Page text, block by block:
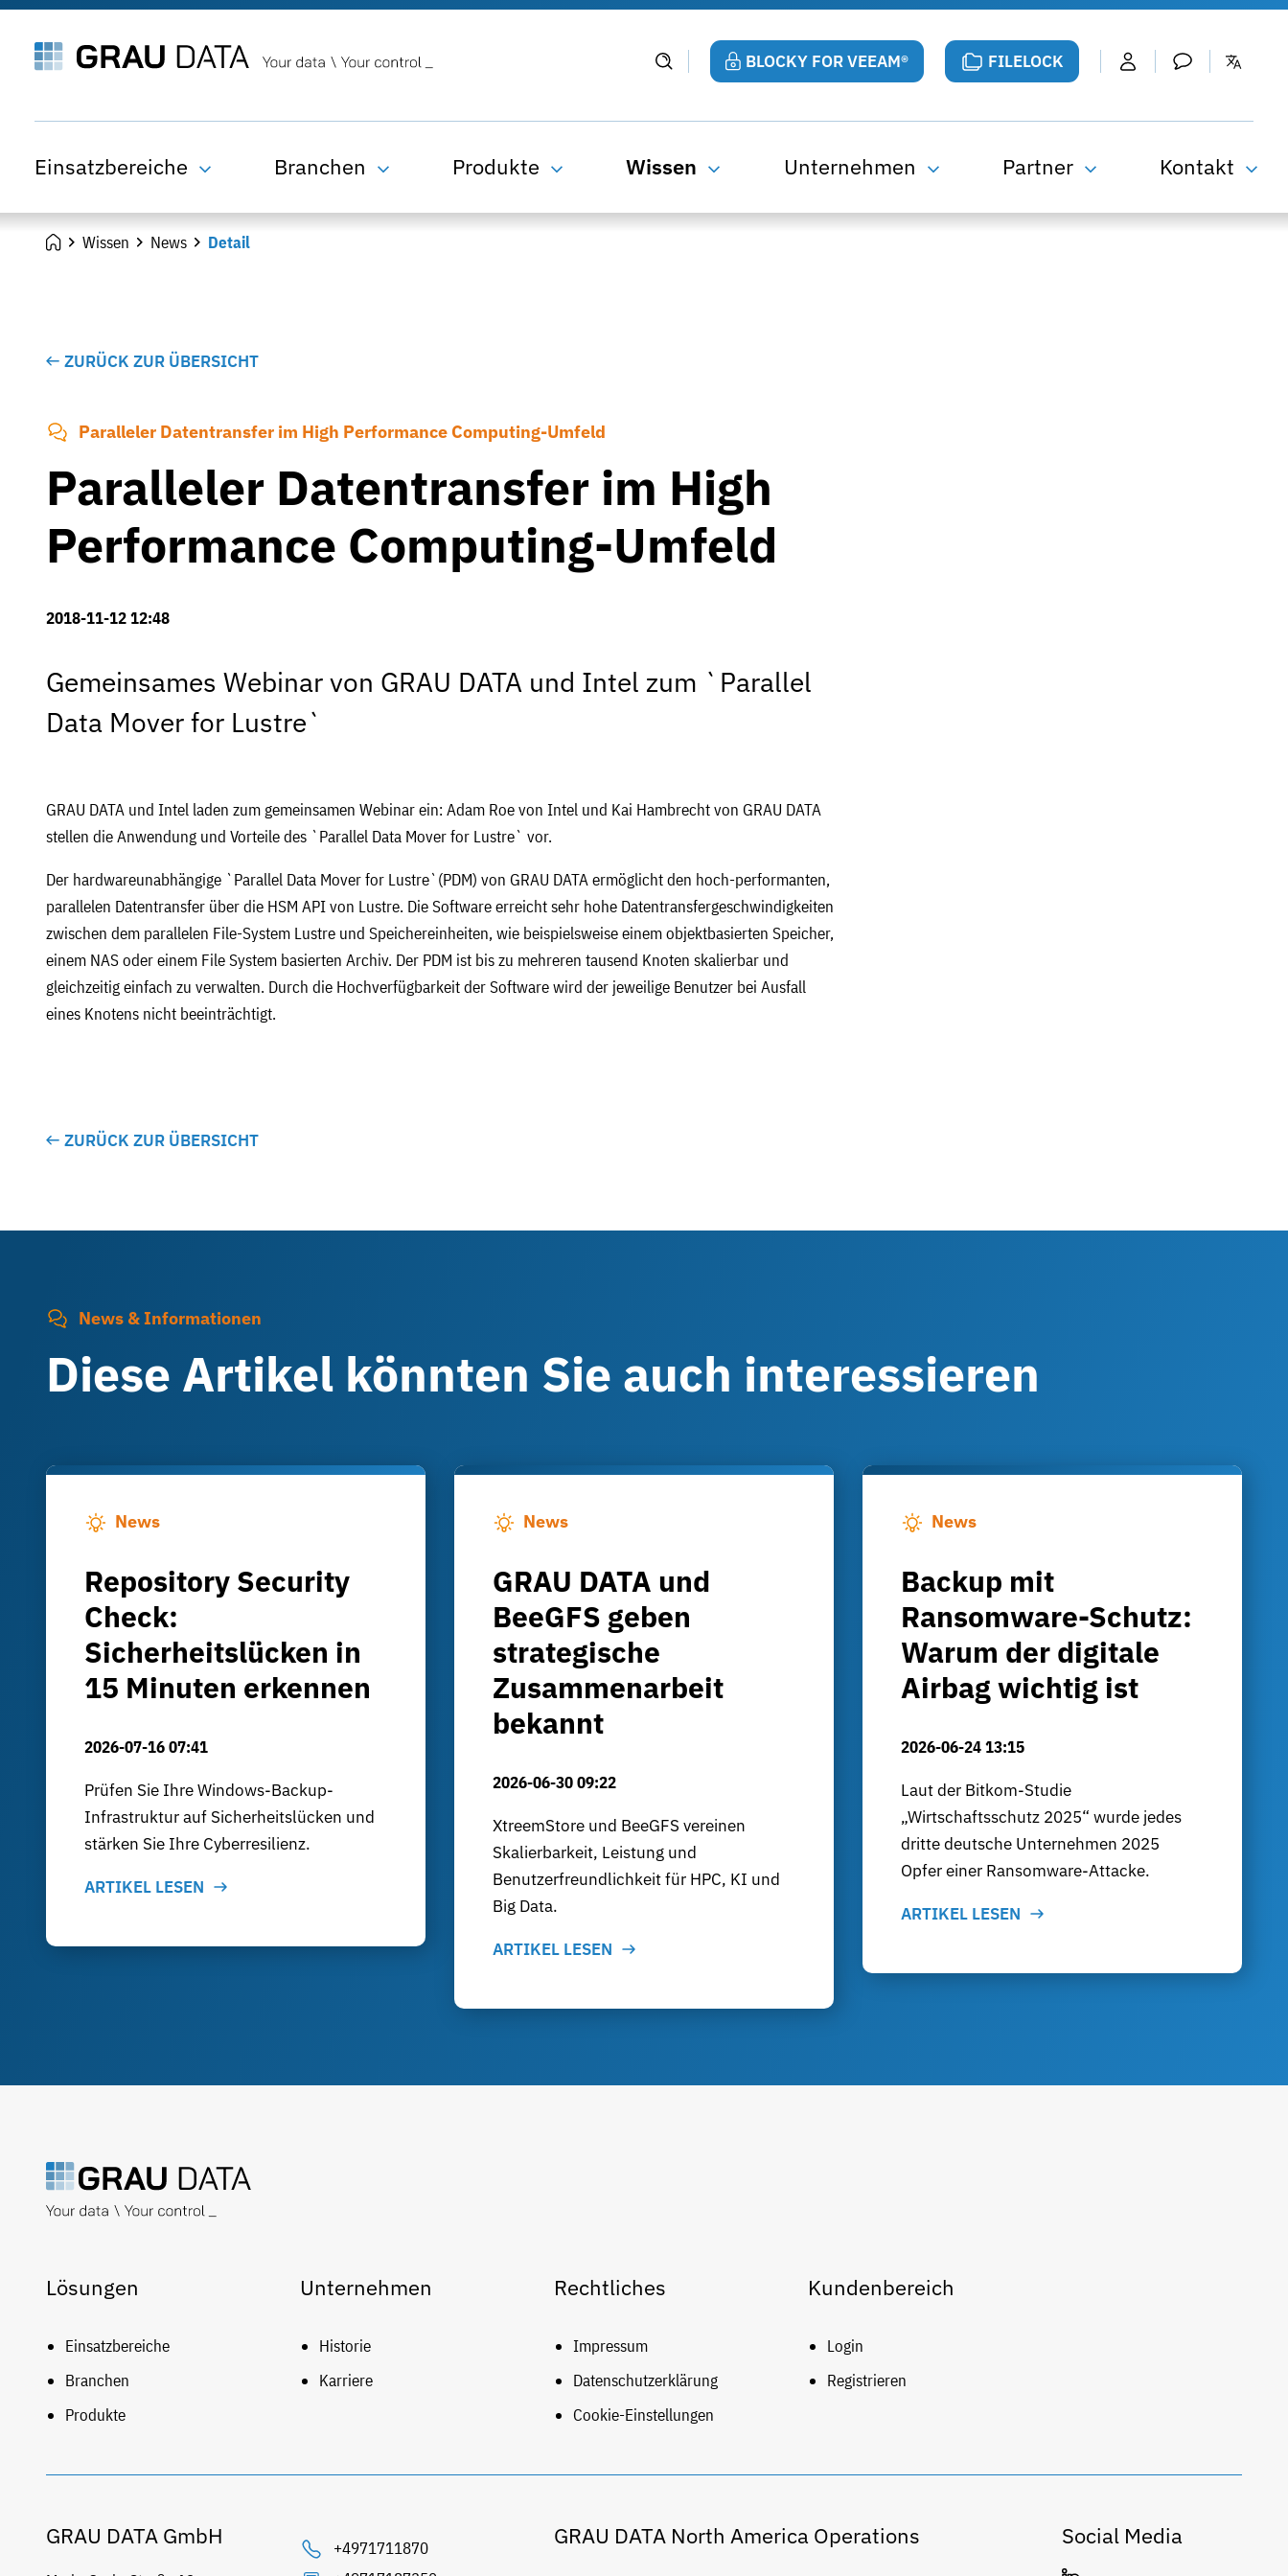
BLOCKY FOR VEEAM® FILELOCK
Einsatzbereiche Branchen Produkte Wissen Unternehmen Partner Kontakt
Wissen News Detail
ZURÜCK ZUR ÜBERSICHT
Paralleler Datentransfer im High Performance Computing-Umfeld
Paralleler Datentransfer im High
Performance Computing-Umfeld
2018-11-12 12:48
Gemeinsames Webinar von GRAU DATA und Intel zum `Parallel
Data Mover for Lustre`
GRAU DATA und Intel laden zum gemeinsamen Webinar ein: Adam Roe von Intel und Kai Hambrecht von GRAU DATA
stellen die Anwendung und Vorteile des `Parallel Data Mover for Lustre` vor.
Der hardwareunabhängige `Parallel Data Mover for Lustre`(PDM) von GRAU DATA ermöglicht den hoch-performanten,
parallelen Datentransfer über die HSM API von Lustre. Die Software erreicht sehr hohe Datentransfergeschwindigkeiten
zwischen dem parallelen File-System Lustre und Speichereinheiten, wie beispielsweise einem objektbasierten Speicher,
einem NAS oder einem File System basierten Archiv. Der PDM ist bis zu mehreren tausend Knoten skalierbar und
gleichzeitig einfach zu verwalten. Durch die Hochverfügbarkeit der Software wird der jeweilige Benutzer bei Ausfall
eines Knotens nicht beeinträchtigt.
ZURÜCK ZUR ÜBERSICHT
News & Informationen
Diese Artikel könnten Sie auch interessieren
News
Repository Security
Check:
Sicherheitslücken in
15 Minuten erkennen
2026-07-16 07:41
Prüfen Sie Ihre Windows-Backup-
Infrastruktur auf Sicherheitslücken und
stärken Sie Ihre Cyberresilienz.
ARTIKEL LESEN
News
GRAU DATA und
BeeGFS geben
strategische
Zusammenarbeit
bekannt
2026-06-30 09:22
XtreemStore und BeeGFS vereinen
Skalierbarkeit, Leistung und
Benutzerfreundlichkeit für HPC, KI und
Big Data.
ARTIKEL LESEN
News
Backup mit
Ransomware-Schutz:
Warum der digitale
Airbag wichtig ist
2026-06-24 13:15
Laut der Bitkom-Studie
„Wirtschaftsschutz 2025“ wurde jedes
dritte deutsche Unternehmen 2025
Opfer einer Ransomware-Attacke.
ARTIKEL LESEN
Lösungen
Einsatzbereiche
Branchen
Produkte
Unternehmen
Historie
Karriere
Rechtliches
Impressum
Datenschutzerklärung
Cookie-Einstellungen
Kundenbereich
Login
Registrieren
GRAU DATA GmbH
+4971711870
GRAU DATA North America Operations Social Media